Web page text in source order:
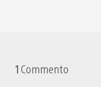
1 Commento